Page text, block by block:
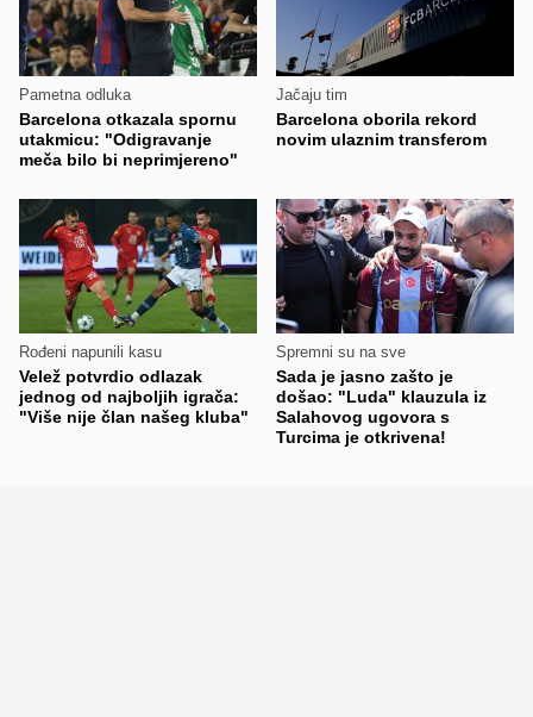
Pametna odluka
Barcelona otkazala spornu
utakmicu: "Odigravanje
meča bilo bi neprimjereno"
Jačaju tim
Barcelona oborila rekord
novim ulaznim transferom
Rođeni napunili kasu
Velež potvrdio odlazak
jednog od najboljih igrača:
"Više nije član našeg kluba"
Spremni su na sve
Sada je jasno zašto je
došao: "Luda" klauzula iz
Salahovog ugovora s
Turcima je otkrivena!